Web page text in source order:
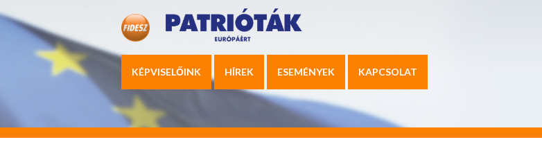
KÉPVISELŐINK HÍREK ESEMÉNYEK KAPCSOLAT